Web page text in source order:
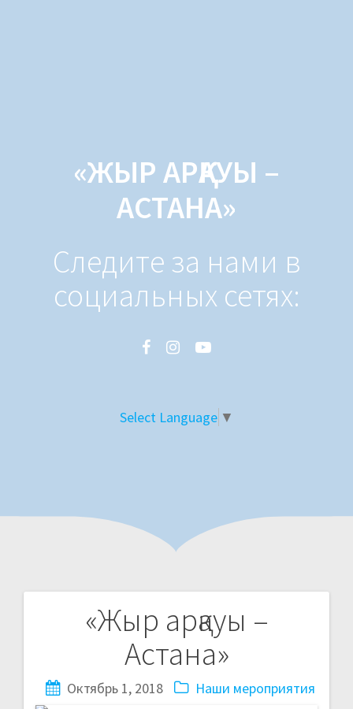
«ЖЫР АРҚАУЫ –
АСТАНА»
Следите за нами в
социальных сетях:
Select Language ▼
«Жыр арқауы –
Астана»
Октябрь 1, 2018 Наши мероприятия
в